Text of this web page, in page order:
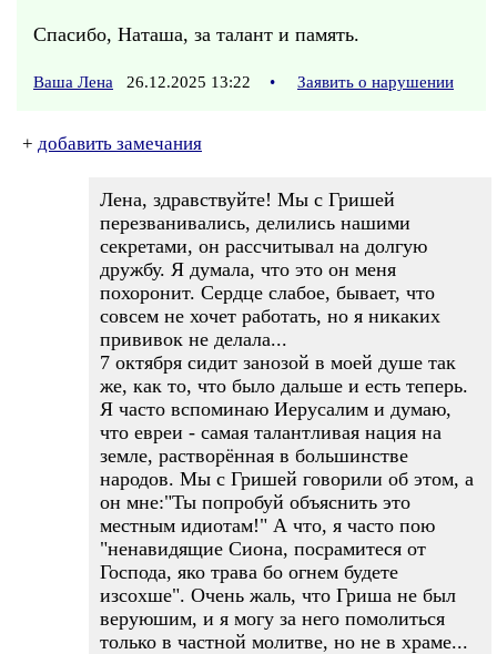
Спасибо, Наташа, за талант и память.
Ваша Лена 26.12.2025 13:22 • Заявить о нарушении
+ добавить замечания
Лена, здравствуйте! Мы с Гришей
перезванивались, делились нашими
секретами, он рассчитывал на долгую
дружбу. Я думала, что это он меня
похоронит. Сердце слабое, бывает, что
совсем не хочет работать, но я никаких
прививок не делала...
7 октября сидит занозой в моей душе так
же, как то, что было дальше и есть теперь.
Я часто вспоминаю Иерусалим и думаю,
что евреи - самая талантливая нация на
земле, растворённая в большинстве
народов. Мы с Гришей говорили об этом, а
он мне:"Ты попробуй объяснить это
местным идиотам!" А что, я часто пою
"ненавидящие Сиона, посрамитеся от
Господа, яко трава бо огнем будете
изсохше". Очень жаль, что Гриша не был
веруюшим, и я могу за него помолиться
только в частной молитве, но не в храме...